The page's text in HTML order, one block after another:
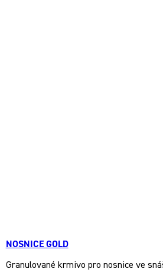
NOSNICE GOLD
Granulované krmivo pro nosnice ve